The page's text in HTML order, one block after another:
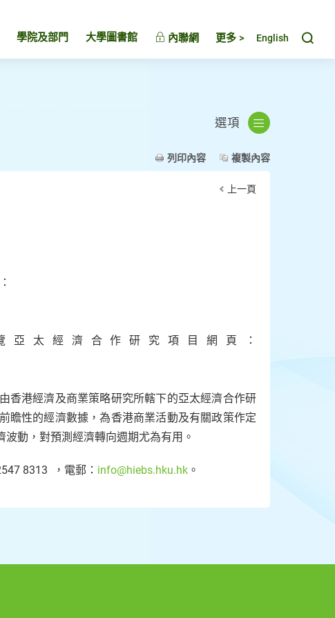
學院及部門 大學圖書館 內聯網 更多 > English
選項
列印內容 複製內容
上一頁
亞太經濟合作研究項目網頁：
香港經濟及商業策略研究所轄下的亞太經濟合作研
瞻性的經濟數據，為香港商業活動及有關政策作定
動，對預測經濟轉向週期尤為有用。
8313 ，電郵： info@hiebs.hku.hk 。